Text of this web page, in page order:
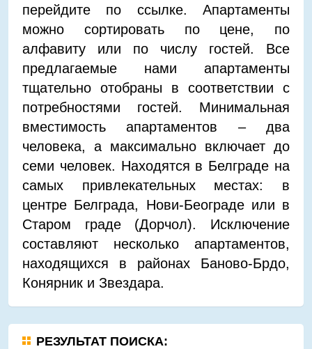
перейдите по ссылке. Апартаменты
можно сортировать по цене, по
алфавиту или по числу гостей. Все
предлагаемые нами апартаменты
тщательно отобраны в соответствии с
потребностями гостей. Минимальная
вместимость апартаментов – два
человека, а максимально включает до
семи человек. Находятся в Белграде на
самых привлекательных местах: в
центре Белграда, Нови-Београде или в
Старом граде (Дорчол). Исключение
составляют несколько апартаментов,
находящихся в районах Баново-Брдо,
Конярник и Звездара.
РЕЗУЛЬТАТ ПОИСКА: